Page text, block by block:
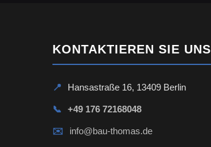
KONTAKTIEREN SIE UNS
📍 Hansastraße 16, 13409 Berlin
📞 +49 176 72168048
✉️ info@bau-thomas.de